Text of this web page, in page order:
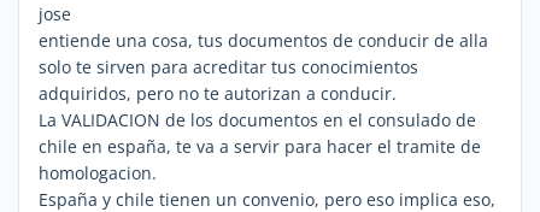
jose
entiende una cosa, tus documentos de conducir de alla
solo te sirven para acreditar tus conocimientos
adquiridos, pero no te autorizan a conducir.
La VALIDACION de los documentos en el consulado de
chile en españa, te va a servir para hacer el tramite de
homologacion.
España y chile tienen un convenio, pero eso implica eso,